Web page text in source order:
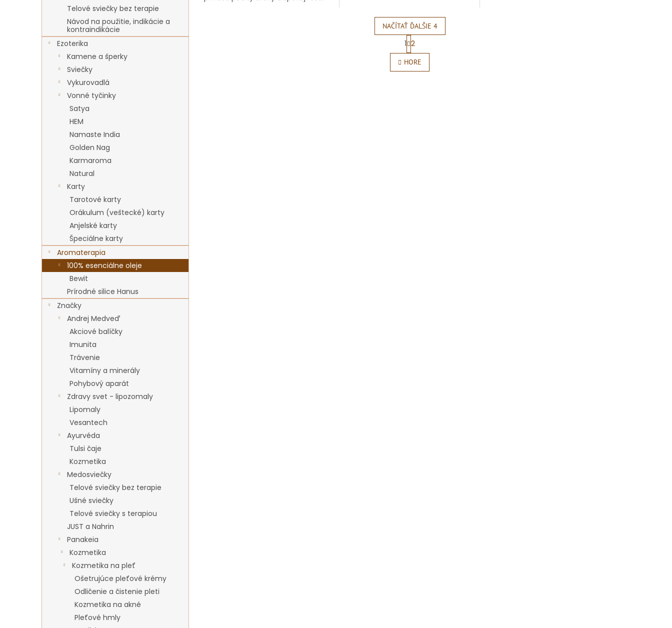
Telové sviečky bez terapie
Návod na použitie, indikácie a
kontraindikácie
Ezoterika
Kamene a šperky
Sviečky
Vykurovadlá
Vonné tyčinky
Satya
HEM
Namaste India
Golden Nag
Karmaroma
Natural
Karty
Tarotové karty
Orákulum (veštecké) karty
Anjelské karty
Špeciálne karty
Aromaterapia
100% esenciálne oleje
Bewit
Prírodné silice Hanus
Značky
Andrej Medveď
Akciové balíčky
Imunita
Trávenie
Vitamíny a minerály
Pohybový aparát
Zdravy svet - lipozomaly
Lipomaly
Vesantech
Ayurvéda
Tulsi čaje
Kozmetika
Medosviečky
Telové sviečky bez terapie
Ušné sviečky
Telové sviečky s terapiou
JUST a Nahrin
Panakeia
Kozmetika
Kozmetika na pleť
Ošetrujúce pleťové krémy
Odličenie a čistenie pleti
Kozmetika na akné
Pleťové hmly
O
v
l
NAČÍTAŤ ĎALŠIE 4
S
t
r
á
n
1 2
HORE